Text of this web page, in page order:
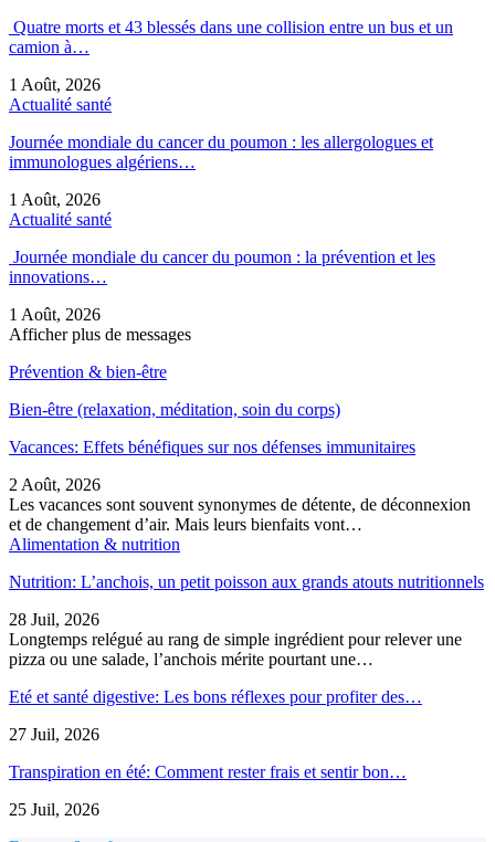
Quatre morts et 43 blessés dans une collision entre un bus et un
camion à…
1 Août, 2026
Actualité santé
Journée mondiale du cancer du poumon : les allergologues et
immunologues algériens…
1 Août, 2026
Actualité santé
Journée mondiale du cancer du poumon : la prévention et les
innovations…
1 Août, 2026
Afficher plus de messages
Prévention & bien-être
Bien-être (relaxation, méditation, soin du corps)
Vacances: Effets bénéfiques sur nos défenses immunitaires
2 Août, 2026
Les vacances sont souvent synonymes de détente, de déconnexion
et de changement d’air. Mais leurs bienfaits vont…
Alimentation & nutrition
Nutrition: L’anchois, un petit poisson aux grands atouts nutritionnels
28 Juil, 2026
Longtemps relégué au rang de simple ingrédient pour relever une
pizza ou une salade, l’anchois mérite pourtant une…
Eté et santé digestive: Les bons réflexes pour profiter des…
27 Juil, 2026
Transpiration en été: Comment rester frais et sentir bon…
25 Juil, 2026